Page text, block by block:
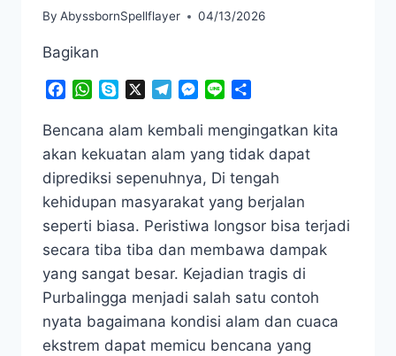
By AbyssbornSpellflayer 04/13/2026
Bagikan
Facebook
WhatsApp
Skype TelegramMessenger
Line
Bencana alam kembali mengingatkan kita
akan kekuatan alam yang tidak dapat
diprediksi sepenuhnya, Di tengah
kehidupan masyarakat yang berjalan
seperti biasa. Peristiwa longsor bisa terjadi
secara tiba tiba dan membawa dampak
yang sangat besar. Kejadian tragis di
Purbalingga menjadi salah satu contoh
nyata bagaimana kondisi alam dan cuaca
ekstrem dapat memicu bencana yang